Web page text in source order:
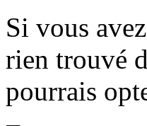
Si vous
rien trouvé
pourrais